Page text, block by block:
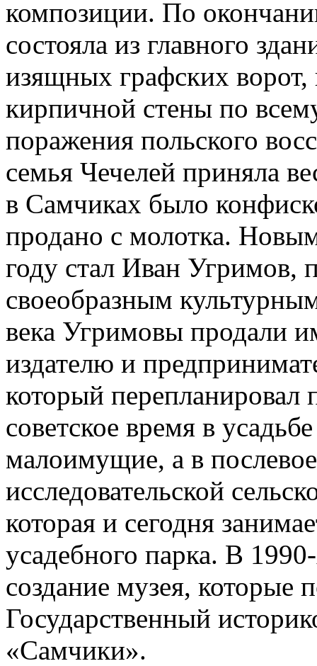
композиции. По
состояла из главного
изящных графских
кирпичной стены по
поражения польского
семья Чечелей приняла
в Самчиках было
продано с молотка.
году стал Иван Угримов,
своеобразным
века Угримовы продали
издателю и
который перепланировал
советское время в
малоимущие, а в
исследовательской
которая и сегодня
усадебного парка. В
создание музея, которые
Государственный
«Самчики».